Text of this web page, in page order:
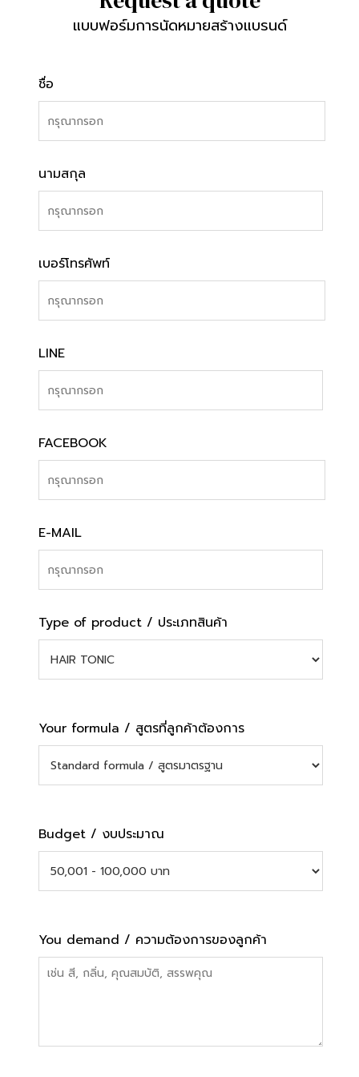
แบบฟอร์มการนัดหมายสร้างแบรนด์
ชื่อ
นามสกุล
เบอร์โทรศัพท์
LINE
FACEBOOK
E-MAIL
Type of product / ประเภทสินค้า
Your formula / สูตรที่ลูกค้าต้องการ
Budget / งบประมาณ
You demand / ความต้องการของลูกค้า